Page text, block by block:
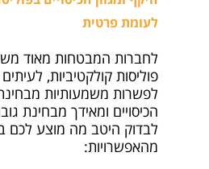
לעומת פרטית
לחברות המבטחות מאוד
פוליסות קולקטיביות,
לפשרות משמעותיות מבחינת
הכיסויים ומאידך מבחינת
לבדוק היטב מה מוצע לכם
מהאפשרויות: